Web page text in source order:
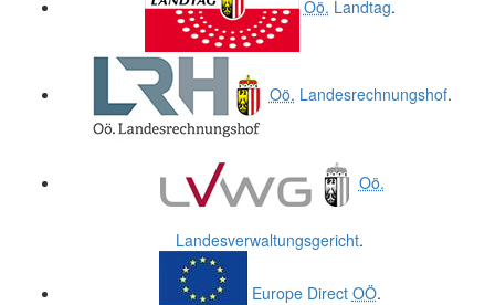
Oö. Landtag.
Oö. Landesrechnungshof.
Oö.
Landesverwaltungsgericht.
Europe Direct OÖ.